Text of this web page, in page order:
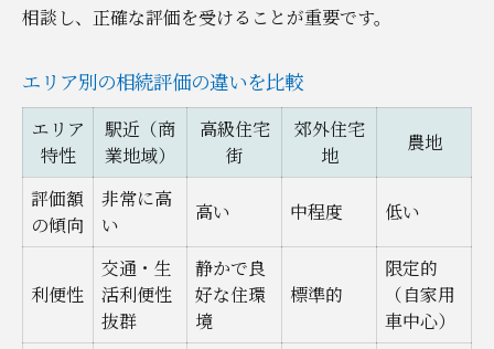
相談し、正確な評価を受けることが重要です。
エリア別の相続評価の違いを比較
エリア
特性
駅近（商
業地域）
高級住宅
街
郊外住宅
地
農地
評価額
の傾向
非常に高
い
高い 中程度 低い
利便性
交通・生
活利便性
抜群
静かで良
好な住環
境
標準的
限定的
（自家用
車中心）